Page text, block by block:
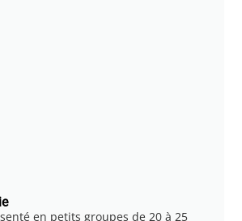
en petits groupes de 20 à 25